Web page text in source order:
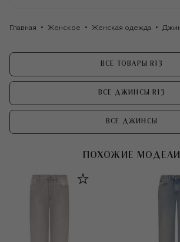
Главная Женское Женская одежда
ВСЕ ТОВАРЫ R13
ВСЕ ДЖИНСЫ R13
ВСЕ ДЖИНСЫ
ПОХОЖИЕ МОДЕЛИ